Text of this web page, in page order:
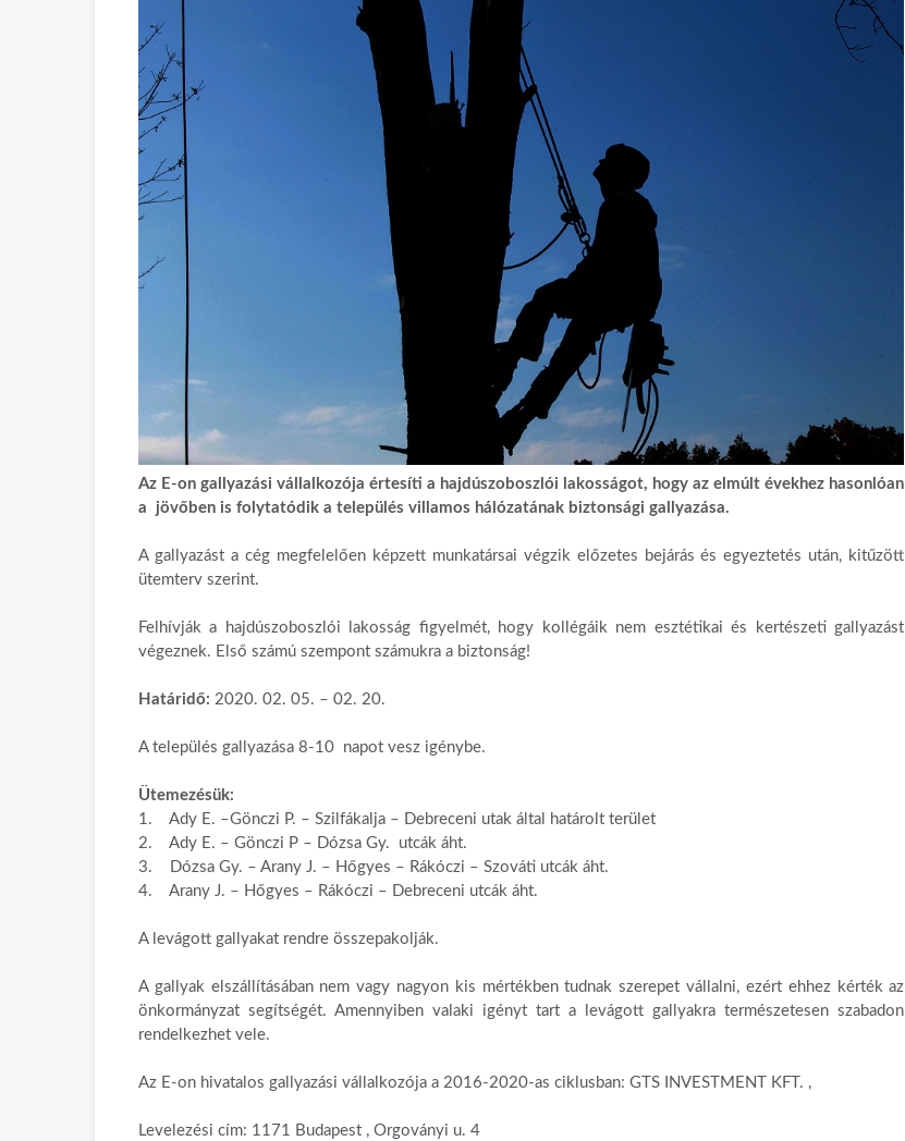
Az E-on gallyazási vállalkozója értesíti a hajdúszoboszlói lakosságot, hogy az elmúlt évekhez hasonlóan
a jövőben is folytatódik a település villamos hálózatának biztonsági gallyazása.
A gallyazást a cég megfelelően képzett munkatársai végzik előzetes bejárás és egyeztetés után, kitűzött
ütemterv szerint.
Felhívják a hajdúszoboszlói lakosság figyelmét, hogy kollégáik nem esztétikai és kertészeti gallyazást
végeznek. Első számú szempont számukra a biztonság!
Határidő: 2020. 02. 05. – 02. 20.
A település gallyazása 8-10 napot vesz igénybe.
Ütemezésük:
1. Ady E. –Gönczi P. – Szilfákalja – Debreceni utak által határolt terület
2. Ady E. – Gönczi P – Dózsa Gy. utcák áht.
3. Dózsa Gy. – Arany J. – Hőgyes – Rákóczi – Szováti utcák áht.
4. Arany J. – Hőgyes – Rákóczi – Debreceni utcák áht.
A levágott gallyakat rendre összepakolják.
A gallyak elszállításában nem vagy nagyon kis mértékben tudnak szerepet vállalni, ezért ehhez kérték az
önkormányzat segítségét. Amennyiben valaki igényt tart a levágott gallyakra természetesen szabadon
rendelkezhet vele.
Az E-on hivatalos gallyazási vállalkozója a 2016-2020-as ciklusban: GTS INVESTMENT KFT. ,
Levelezési cím: 1171 Budapest , Orgoványi u. 4